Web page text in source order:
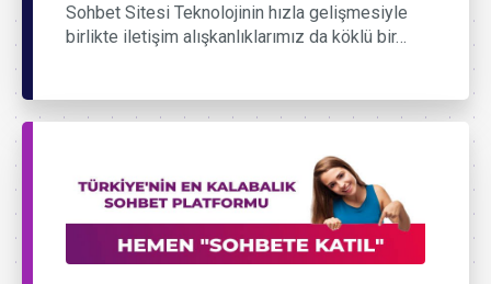
Sohbet Sitesi Teknolojinin hızla gelişmesiyle
birlikte iletişim alışkanlıklarımız da köklü bir…